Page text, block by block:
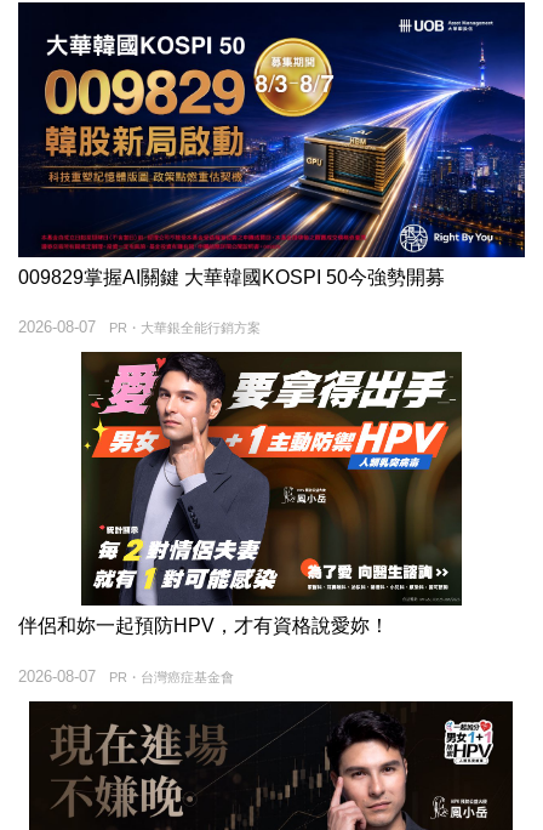
009829掌握AI關鍵 大華韓國KOSPI 50今強勢開募
PR・大華銀全能行銷方案
2026-08-07
伴侶和妳一起預防HPV，才有資格說愛妳！
PR・台灣癌症基金會
2026-08-07